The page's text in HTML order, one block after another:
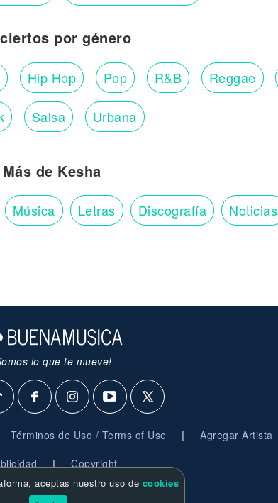
por género
Hip Hop Pop R&B Reggae
Salsa Urbana
Más de Kesha
Música Letras Discografía Noticias
lo que te mueve!
Términos de Uso / Terms of Use | Agregar Artista
| Copyright
- Derechos Reservados
aceptas nuestro uso de cookies